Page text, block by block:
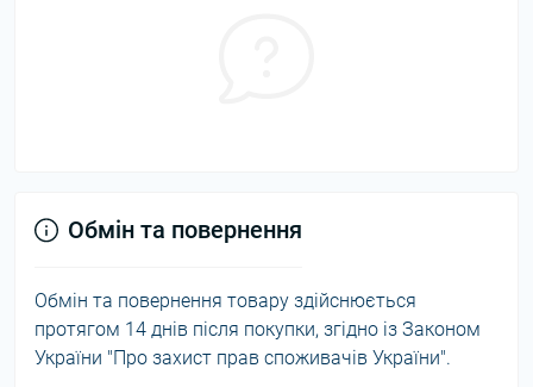
Обмін та повернення
Обмін та повернення товару здійснюється
протягом 14 днів після покупки, згідно із Законом
України "Про захист прав споживачів України".